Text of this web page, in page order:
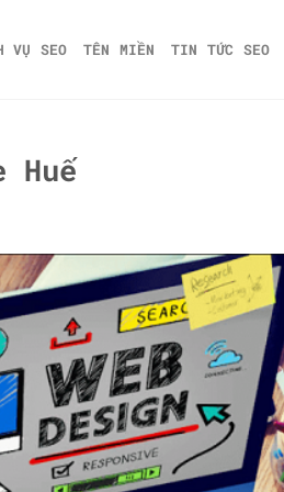
VỤ SEO TÊN MIỀN TIN TỨC SEO